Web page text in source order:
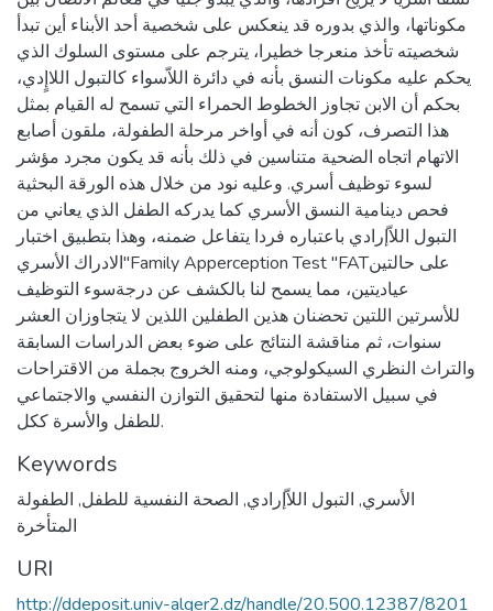
مكوناتها، والذي بدوره قد ينعكس على شخصية أحد الأبناء أين تبدأ
شخصيته تأخذ منعرجا خطيرا، يترجم على مستوى السلوك الذي
يحكم عليه مكونات النسق بأنه في دائرة اللاّسواء كالتبول اللاإٍدي،
بحكم أن الابن تجاوز الخطوط الحمراء التي تسمح له القيام بمثل
هذا التصرف، كون أنه في أواخر مرحلة الطفولة، ملقون أصابع
الاتهام اتجاه الضحية متناسين في ذلك بأنه قد يكون مجرد مؤشر
لسوء توظيف أسري. وعليه نود من خلال هذه الورقة البحثية
فحص دينامية النسق الأسري كما يدركه الطفل الذي يعاني من
التبول اللاّإرادي باعتباره فردا يتفاعل ضمنه، وهذا بتطبيق اختبار
الادراك الأسري"Family Apperception Test "FATعلى حالتين
عياديتين، مما يسمح لنا بالكشف عن درجةسوء التوظيف
للأسرتين اللتين تحضنان هذين الطفلين اللذين لا يتجاوزان العشر
سنوات، ثم مناقشة النتائج على ضوء بعض الدراسات السابقة
والتراث النظري السيكولوجي، ومنه الخروج بجملة من الاقتراحات
في سبيل الاستفادة منها لتحقيق التوازن النفسي والاجتماعي
للطفل والأسرة ككل.
Keywords
الأسري, التبول اللاّإرادي, الصحة النفسية للطفل, الطفولة
المتأخرة
URI
http://ddeposit.univ-alger2.dz/handle/20.500.12387/8201